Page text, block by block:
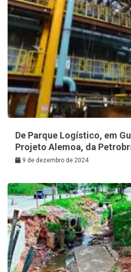
De Parque Logístico, em
Projeto Alemoa, da
9 de dezembro de 2024